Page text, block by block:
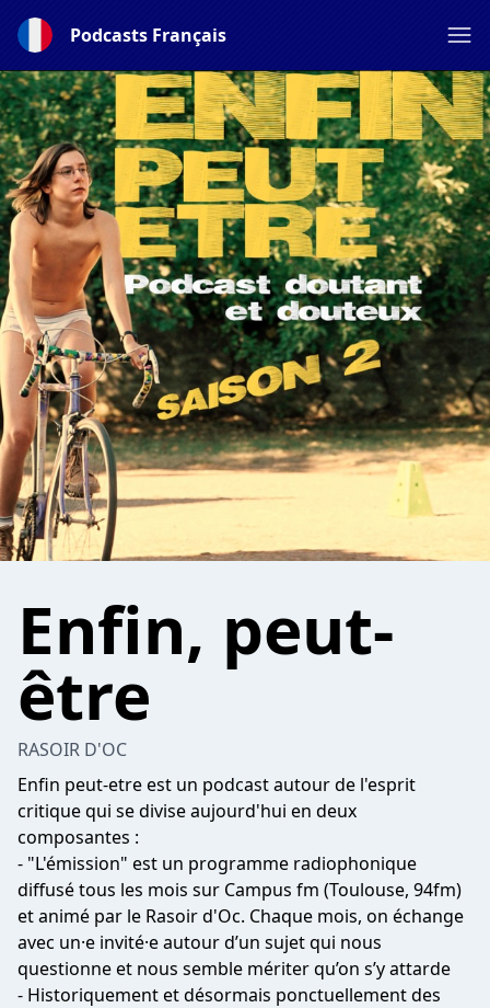
Podcasts Français
Enfin, peut-
être
RASOIR D'OC
Enfin peut-etre est un podcast autour de l'esprit
critique qui se divise aujourd'hui en deux
composantes :
- "L'émission" est un programme radiophonique
diffusé tous les mois sur Campus fm (Toulouse, 94fm)
et animé par le Rasoir d'Oc. Chaque mois, on échange
avec un·e invité·e autour d’un sujet qui nous
questionne et nous semble mériter qu’on s’y attarde
- Historiquement et désormais ponctuellement des